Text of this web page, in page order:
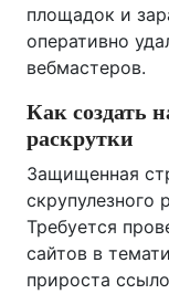
площадок и
оперативно
вебмастеров.
Как создать
раскрутки
Защищенная
скрупулезного
Требуется
сайтов в
прироста